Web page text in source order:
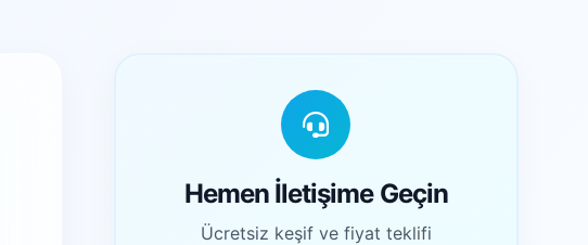
Hemen İletişime Geçin
Ücretsiz keşif ve fiyat teklifi